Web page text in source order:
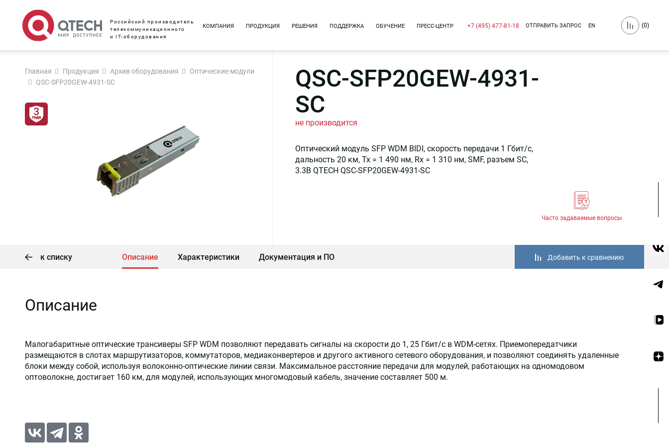
Российский производитель
телекоммуникационного
и IT-оборудования
КОМПАНИЯ ПРОДУКЦИЯ РЕШЕНИЯ ПОДДЕРЖКА ОБУЧЕНИЕ ПРЕСС-ЦЕНТР +7 (495) 477-81-18 ОТПРАВИТЬ ЗАПРОС EN (0)
Главная Продукция Архив оборудования
Оптические модули
QSC-SFP20GEW-4931-SC
QSC-SFP20GEW-4931-
SC
не производится
Оптический модуль SFP WDM BIDI, скорость передачи 1 Гбит/c,
дальность 20 км, Tx = 1 490 нм, Rx = 1 310 нм, SMF, разъем SC,
3.3В QTECH QSC-SFP20GEW-4931-SC
Часто задаваемые вопросы
к списку Описание Характеристики Документация и ПО Добавить к сравнению
Описание
Малогабаритные оптические трансиверы SFP WDM позволяют передавать сигналы на скорости до 1, 25 Гбит/с в WDM-сетях. Приемопередатчики
размещаются в слотах маршрутизаторов, коммутаторов, медиаконвертеров и другого активного сетевого оборудования, и позволяют соединять удаленные
блоки между собой, используя волоконно-оптические линии связи. Максимальное расстояние передачи для модулей, работающих на одномодовом
оптоволокне, достигает 160 км, для модулей, использующих многомодовый кабель, значение составляет 500 м.